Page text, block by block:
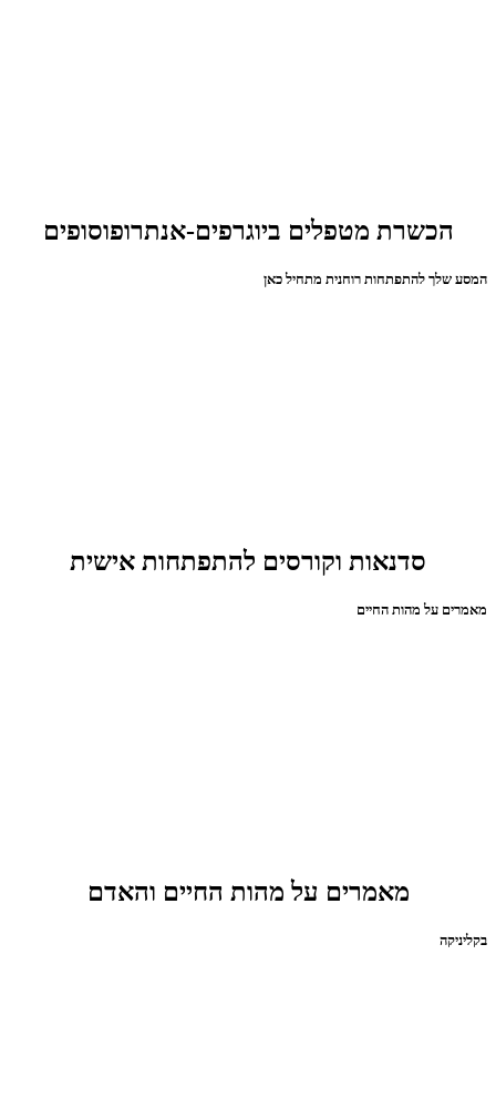
הכשרת מטפלים ביוגרפים-אנתרופוסופים
המסע שלך להתפתחות רוחנית מתחיל כאן
סדנאות וקורסים להתפתחות אישית
מאמרים על מהות החיים
מאמרים על מהות החיים והאדם
בקליניקה